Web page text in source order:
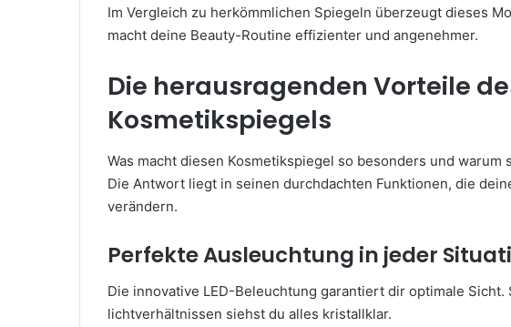
Im Vergleich zu herkömmlichen Spiegeln überzeugt dieses
macht deine Beauty-Routine effizienter und angenehmer.
Die herausragenden Vorteile
Kosmetikspiegels
Was macht diesen Kosmetikspiegel so besonders und
Die Antwort liegt in seinen durchdachten Funktionen, die
verändern.
Perfekte Ausleuchtung in jeder
Die innovative LED-Beleuchtung garantiert dir optimale Sicht.
lichtverhältnissen siehst du alles kristallklar.